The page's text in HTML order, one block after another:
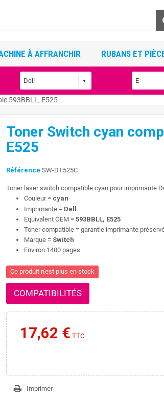
À AFFRANCHIR RUBANS ET
593BBLL, E525
Toner Switch cyan
E525
Référence SW-DT525C
Toner laser switch compatible cyan pour imprimante
Couleur = cyan
Imprimante = Dell
Equivalent OEM = 593BBLL, E525
Toner compatible = garantie imprimante
Marque = Switch
Environ 1400 pages
Ce produit n'est plus en stock
COMPATIBILITÉS
17,62 € TTC
Imprimer